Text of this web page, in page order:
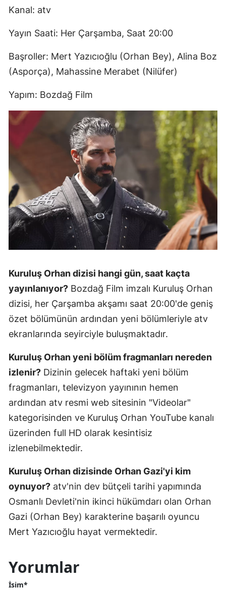
Kanal: atv
Yayın Saati: Her Çarşamba, Saat 20:00
Başroller: Mert Yazıcıoğlu (Orhan Bey), Alina Boz
(Asporça), Mahassine Merabet (Nilüfer)
Yapım: Bozdağ Film
Kuruluş Orhan dizisi hangi gün, saat kaçta
yayınlanıyor? Bozdağ Film imzalı Kuruluş Orhan
dizisi, her Çarşamba akşamı saat 20:00'de geniş
özet bölümünün ardından yeni bölümleriyle atv
ekranlarında seyirciyle buluşmaktadır.
Kuruluş Orhan yeni bölüm fragmanları nereden
izlenir? Dizinin gelecek haftaki yeni bölüm
fragmanları, televizyon yayınının hemen
ardından atv resmi web sitesinin "Videolar"
kategorisinden ve Kuruluş Orhan YouTube kanalı
üzerinden full HD olarak kesintisiz
izlenebilmektedir.
Kuruluş Orhan dizisinde Orhan Gazi'yi kim
oynuyor? atv'nin dev bütçeli tarihi yapımında
Osmanlı Devleti'nin ikinci hükümdarı olan Orhan
Gazi (Orhan Bey) karakterine başarılı oyuncu
Mert Yazıcıoğlu hayat vermektedir.
Yorumlar
İsim*